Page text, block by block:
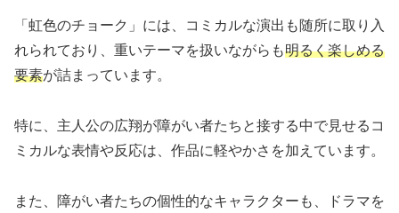
「虹色のチョーク」には、コミカルな演出も随所に取り入
れられており、重いテーマを扱いながらも明るく楽しめる
要素が詰まっています。
特に、主人公の広翔が障がい者たちと接する中で見せるコ
ミカルな表情や反応は、作品に軽やかさを加えています。
また、障がい者たちの個性的なキャラクターも、ドラマを